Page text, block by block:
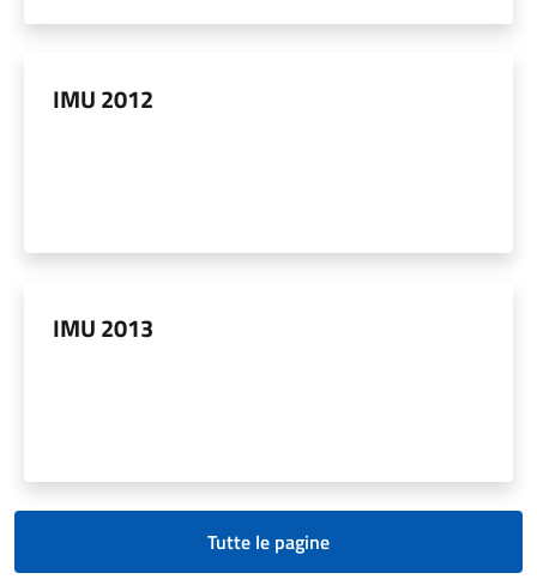
IMU 2012
IMU 2013
Tutte le pagine